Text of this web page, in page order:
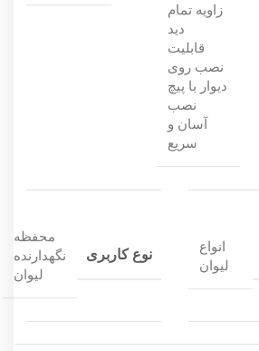
زاویه تمام
دید
قابلیت
نصب روی
دیوار با پیچ
نصب
آسان و
سریع
انواع
لیوان
نوع کاربری
محفظه
نگهدارنده
لیوان